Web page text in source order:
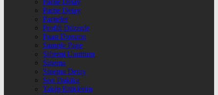
Parite Detay
Parite Detay
Pariteler
Profili Düzenle
Puan Durumu
Sample Page
Şifremi Unuttum
Sinema
Sinema Detay
Son Dakika
Takip Ettiklerim